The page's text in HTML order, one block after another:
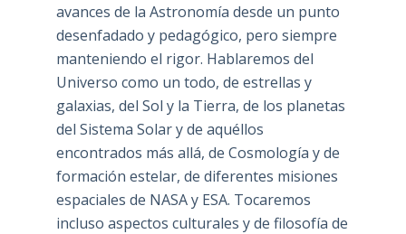
avances de la Astronomía desde un punto
desenfadado y pedagógico, pero siempre
manteniendo el rigor. Hablaremos del
Universo como un todo, de estrellas y
galaxias, del Sol y la Tierra, de los planetas
del Sistema Solar y de aquéllos
encontrados más allá, de Cosmología y de
formación estelar, de diferentes misiones
espaciales de NASA y ESA. Tocaremos
incluso aspectos culturales y de filosofía de